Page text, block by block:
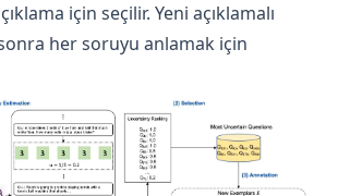
için seçilir. Yeni açıklamalı
her soruyu anlamak için